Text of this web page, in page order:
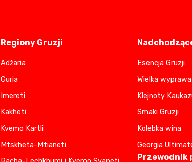
Regiony Gruzji
Adżaria
Guria
Imereti
Kakheti
Kvemo Kartli
Mtskheta-Mtianeti
Esencja Gruzji
Wielka
Klejnoty
Smaki Gruzji
Kolebka wina
Georgia
Przewodnik